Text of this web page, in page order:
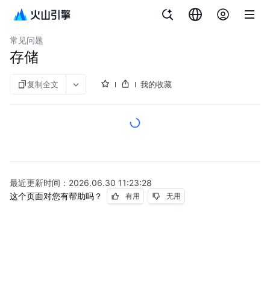
云数据库 veDB MySQL 版
常见问题
存储
复制全文 我的收藏
最近更新时间： 2026.06.30 11:23:28
这个页面对您有帮助吗？
有用 无用